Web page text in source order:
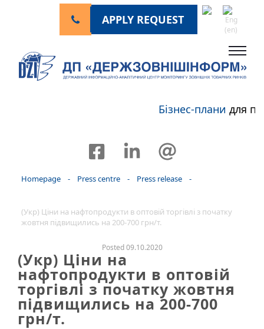
APPLY REQUEST
Бізнес-планидля
Homepage - Press centre - Press release -
(Укр) Ціни на нафтопродукти в оптовій торгівлі з початку
жовтня підвищились на 200-700 грн/т.
Posted 09.10.2020
(Укр) Ціни на
нафтопродукти в оптовій
торгівлі з початку жовтня
підвищились на 200-700
грн/т.